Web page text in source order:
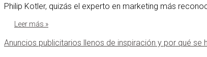
Philip Kotler, quizás el experto en marketing más
Leer más »
Anuncios publicitarios llenos de inspiración y por qué se